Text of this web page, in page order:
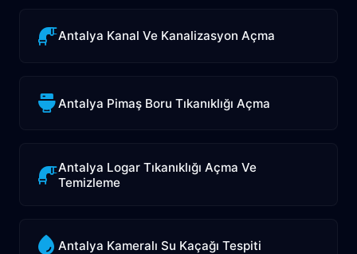
Antalya Kanal Ve Kanalizasyon Açma
Antalya Pimaş Boru Tıkanıklığı Açma
Antalya Logar Tıkanıklığı Açma Ve
Temizleme
Antalya Kameralı Su Kaçağı Tespiti